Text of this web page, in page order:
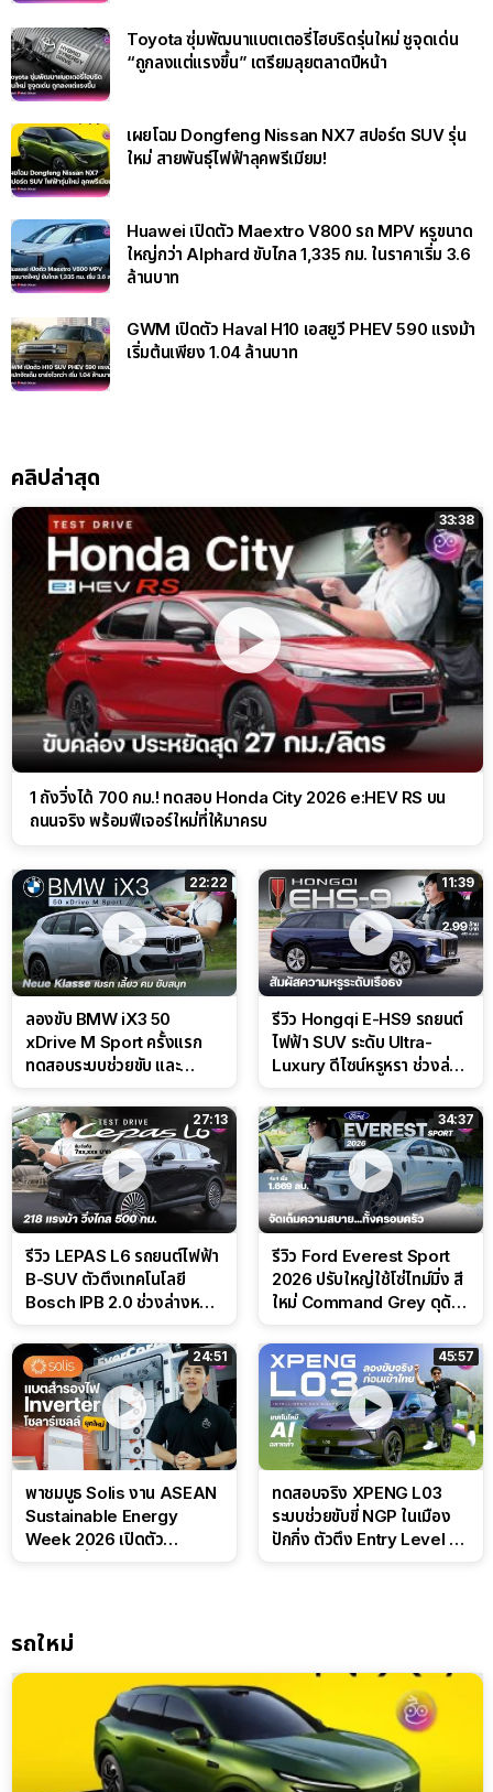
Toyota ซุ่มพัฒนาแบตเตอรี่ไฮบริดรุ่นใหม่ ชูจุดเด่น
“ถูกลงแต่แรงขึ้น” เตรียมลุยตลาดปีหน้า
เผยโฉม Dongfeng Nissan NX7 สปอร์ต SUV รุ่น
ใหม่ สายพันธุ์ไฟฟ้าลุคพรีเมียม!
Huawei เปิดตัว Maextro V800 รถ MPV หรูขนาด
ใหญ่กว่า Alphard ขับไกล 1,335 กม. ในราคาเริ่ม 3.6
ล้านบาท
GWM เปิดตัว Haval H10 เอสยูวี PHEV 590 แรงม้า
เริ่มต้นเพียง 1.04 ล้านบาท
คลิปล่าสุด
33:38
1 ถังวิ่งได้ 700 กม.! ทดสอบ Honda City 2026 e:HEV RS บน
ถนนจริง พร้อมฟีเจอร์ใหม่ที่ให้มาครบ
22:22
ลองขับ BMW iX3 50
xDrive M Sport ครั้งแรก
ทดสอบระบบช่วยขับ และ
สนาม
11:39
รีวิว Hongqi E-HS9 รถยนต์
ไฟฟ้า SUV ระดับ Ultra-
Luxury ดีไซน์หรูหรา ช่วงล่าง
27:13
รีวิว LEPAS L6 รถยนต์ไฟฟ้า
B-SUV ตัวตึงเทคโนโลยี
Bosch IPB 2.0 ช่วงล่างหนึบ
34:37
รีวิว Ford Everest Sport
2026 ปรับใหญ่ใช้โซ่ไทม์มิ่ง สี
ใหม่ Command Grey ดุดัน
24:51
พาชมบูธ Solis งาน ASEAN
Sustainable Energy
Week 2026 เปิดตัว
45:57
ทดสอบจริง XPENG L03
ระบบช่วยขับขี่ NGP ในเมือง
ปักกิ่ง ตัวตึง Entry Level ที่
รถใหม่